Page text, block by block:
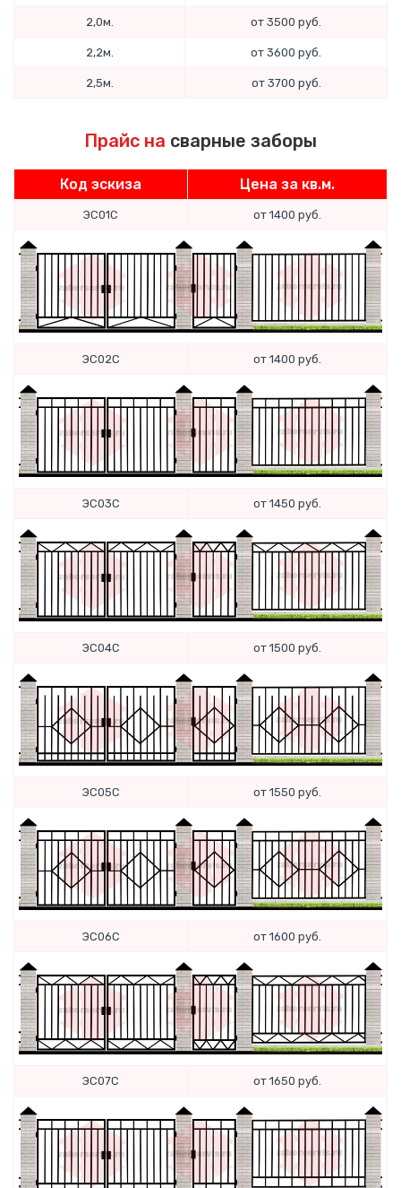
2,0м. от 3500 руб.
2,2м. от 3600 руб.
2,5м. от 3700 руб.
Прайс на сварные заборы
Код эскиза Цена за кв.м.
ЭС01С от 1400 руб.
ЭС02С от 1400 руб.
ЭС03С от 1450 руб.
ЭС04С от 1500 руб.
ЭС05С от 1550 руб.
ЭС06С от 1600 руб.
ЭС07С от 1650 руб.
Сообщение успешно
отправлено